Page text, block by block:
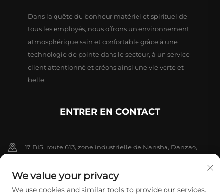
Dans la quête du bonheur matériel et spirituel de
tous les employés, nous offrons un environnement
atmosphérique sain et confortable grâce à une
technologie de pointe dans le secteur, à un service
client attentionné et créons ainsi une vie verte et
belle.
ENTRER EN CONTACT
17 BIS, route 613, zone industrielle de Nansha, Danzao,
+86-18312070412
We value your privacy
We use cookies and similar tools to provide our services.